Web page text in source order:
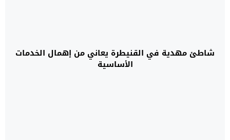
شاطئ مهدية في القنيطرة يعاني من إهمال الخدمات
الأساسية